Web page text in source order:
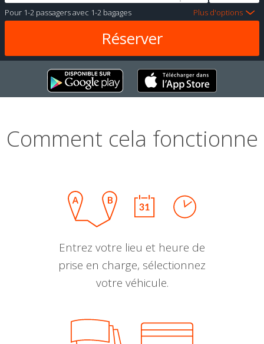
Pour 1-2 passagersavec 1-2 bagages Plus d'options
Comment cela fonctionne
Entrez votre lieu et heure de
prise en charge, sélectionnez
votre véhicule.